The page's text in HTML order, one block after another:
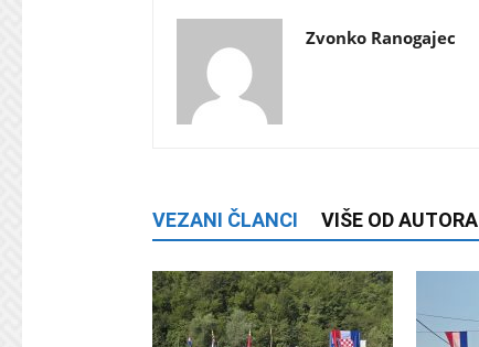
Zvonko Ranogajec
VEZANI ČLANCI VIŠE OD AUTORA